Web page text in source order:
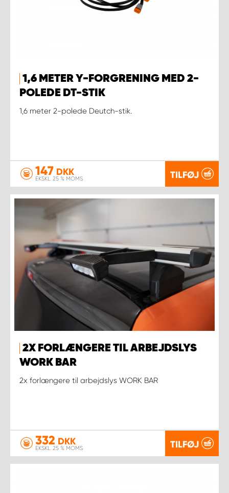
1,6 METER Y-FORGRENING MED 2-
POLEDE DT-STIK
1,6 meter 2-polede Deutch-stik.
147 DKK
EKSKL. 25 % MOMS TILFØJ
2X FORLÆNGERE TIL ARBEJDSLYS
WORK BAR
2x forlængere til arbejdslys WORK BAR
332 DKK
EKSKL. 25 % MOMS TILFØJ